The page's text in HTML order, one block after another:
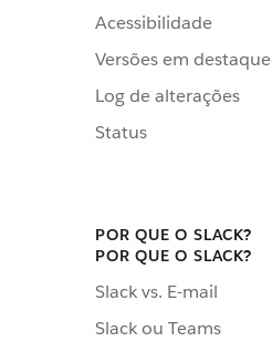
Acessibilidade
Versões em destaque
Log de alterações
Status
POR QUE O SLACK?
POR QUE O SLACK?
Slack vs. E-mail
Slack ou Teams